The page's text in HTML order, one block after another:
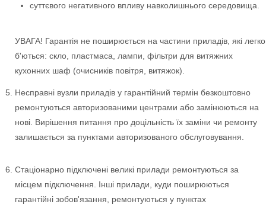
суттєвого негативного впливу навколишнього середовища.
УВАГА! Гарантія не поширюється на частини приладів, які легко
б'ються: скло, пластмаса, лампи, фільтри для витяжних
кухонних шаф (очисників повітря, витяжок).
Несправні вузли приладів у гарантійний термін безкоштовно
ремонтуються авторизованими центрами або замінюються на
нові. Вирішення питання про доцільність їх заміни чи ремонту
залишається за пунктами авторизованого обслуговування.
Стаціонарно підключені великі прилади ремонтуються за
місцем підключення. Інші прилади, куди поширюються
гарантійні зобов'язання, ремонтуються у пунктах